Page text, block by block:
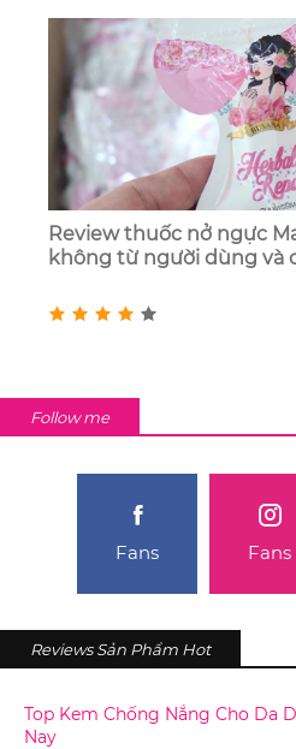
Review thuốc nở ngực
không từ người dùng và
Follow me
Fans Fans
Reviews Sản Phẩm Hot
Top Kem Chống Nắng Cho Da
Nay